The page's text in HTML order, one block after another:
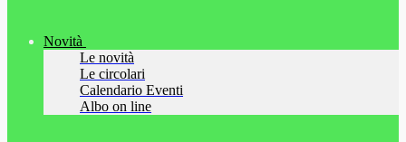
Novità
Le novità
Le circolari
Calendario Eventi
Albo on line